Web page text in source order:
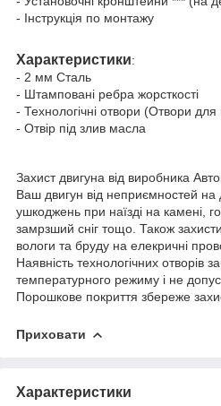
- Інструкція по монтажу
Характеристики:
- 2 мм Сталь
- Штамповані ребра жорсткості
- Технологічні отвори (Отвори для
- Отвір під злив масла
Захист двигуна від виробника
Ваш двигун від неприємностей на
ушкоджень при наїзді на камені,
замрзший сніг тощо. Також
вологи та бруду на елекричні
Наявність технологічних отворів
температурного режиму і не
Порошкове покриття збереже
Приховати
Характеристики